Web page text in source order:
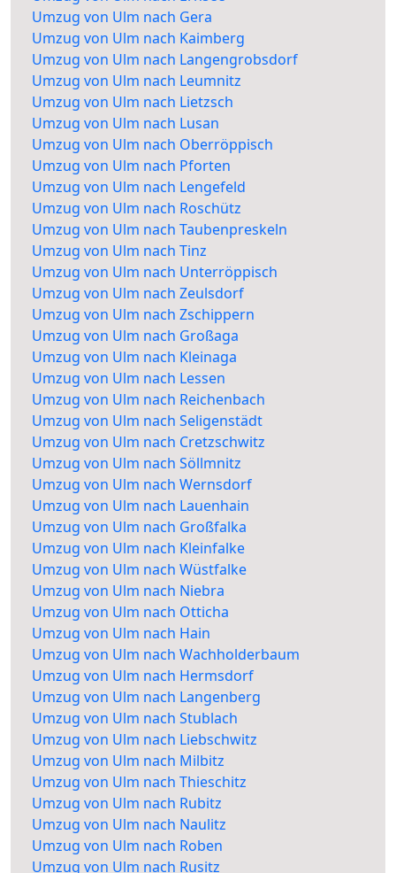
Umzug von Ulm nach Gera
Umzug von Ulm nach Kaimberg
Umzug von Ulm nach Langengrobsdorf
Umzug von Ulm nach Leumnitz
Umzug von Ulm nach Lietzsch
Umzug von Ulm nach Lusan
Umzug von Ulm nach Oberröppisch
Umzug von Ulm nach Pforten
Umzug von Ulm nach Lengefeld
Umzug von Ulm nach Roschütz
Umzug von Ulm nach Taubenpreskeln
Umzug von Ulm nach Tinz
Umzug von Ulm nach Unterröppisch
Umzug von Ulm nach Zeulsdorf
Umzug von Ulm nach Zschippern
Umzug von Ulm nach Großaga
Umzug von Ulm nach Kleinaga
Umzug von Ulm nach Lessen
Umzug von Ulm nach Reichenbach
Umzug von Ulm nach Seligenstädt
Umzug von Ulm nach Cretzschwitz
Umzug von Ulm nach Söllmnitz
Umzug von Ulm nach Wernsdorf
Umzug von Ulm nach Lauenhain
Umzug von Ulm nach Großfalka
Umzug von Ulm nach Kleinfalke
Umzug von Ulm nach Wüstfalke
Umzug von Ulm nach Niebra
Umzug von Ulm nach Otticha
Umzug von Ulm nach Hain
Umzug von Ulm nach Wachholderbaum
Umzug von Ulm nach Hermsdorf
Umzug von Ulm nach Langenberg
Umzug von Ulm nach Stublach
Umzug von Ulm nach Liebschwitz
Umzug von Ulm nach Milbitz
Umzug von Ulm nach Thieschitz
Umzug von Ulm nach Rubitz
Umzug von Ulm nach Naulitz
Umzug von Ulm nach Roben
Umzug von Ulm nach Rusitz